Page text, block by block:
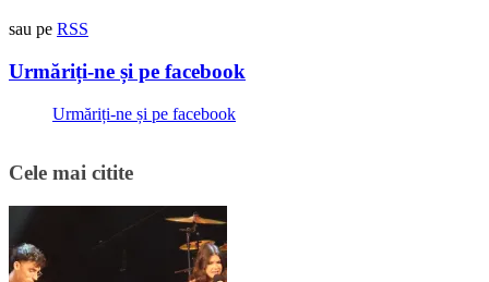
sau pe RSS
Urmăriți-ne și pe facebook
Urmăriți-ne și pe facebook
Cele mai citite